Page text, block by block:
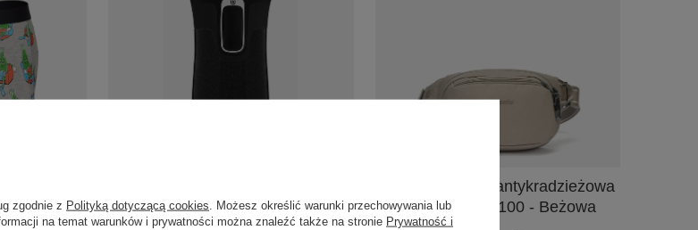
butelki -
Loop Mini 300ml - czarny metalik
Saszetka nerka antykradzieżowa
Pacsafe Vibe 100 - Beżowa
zgodnie z Polityką dotyczącą cookies . Możesz określić warunki przechowywania lub
na temat warunków i prywatności można znaleźć także na stronie Prywatność i